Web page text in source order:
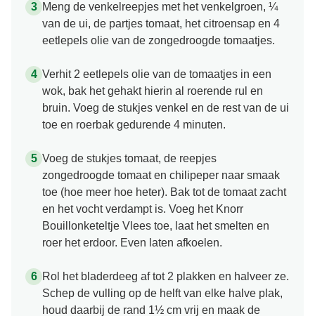
Meng de venkelreepjes met het venkelgroen, ¼
van de ui, de partjes tomaat, het citroensap en 4
eetlepels olie van de zongedroogde tomaatjes.
Verhit 2 eetlepels olie van de tomaatjes in een
wok, bak het gehakt hierin al roerende rul en
bruin. Voeg de stukjes venkel en de rest van de ui
toe en roerbak gedurende 4 minuten.
Voeg de stukjes tomaat, de reepjes
zongedroogde tomaat en chilipeper naar smaak
toe (hoe meer hoe heter). Bak tot de tomaat zacht
en het vocht verdampt is. Voeg het Knorr
Bouillonketeltje Vlees toe, laat het smelten en
roer het erdoor. Even laten afkoelen.
Rol het bladerdeeg af tot 2 plakken en halveer ze.
Schep de vulling op de helft van elke halve plak,
houd daarbij de rand 1½ cm vrij en maak de